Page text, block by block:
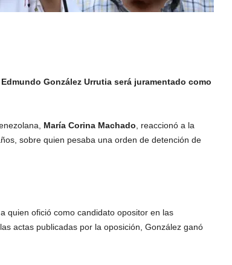
González Urrutia será juramentado como
María Corina Machado , reaccionó a la
sobre quien pesaba una orden de detención de
a quien ofició como candidato opositor en las
actas publicadas por la oposición, González ganó